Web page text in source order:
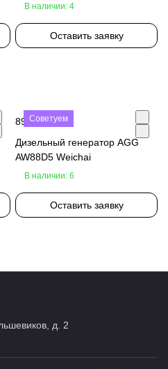
В наличии: 4
Оставить заявку
Советуем
890 000 ₽
Дизельный генератор AGG
AW88D5 Weichai
В наличии: 6
Оставить заявку
д. 2